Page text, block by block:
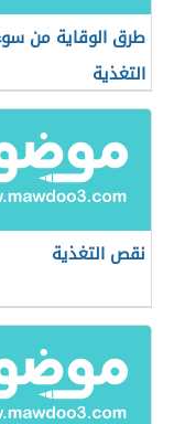
طرق الوقاية من
التغذية
نقص التغذية